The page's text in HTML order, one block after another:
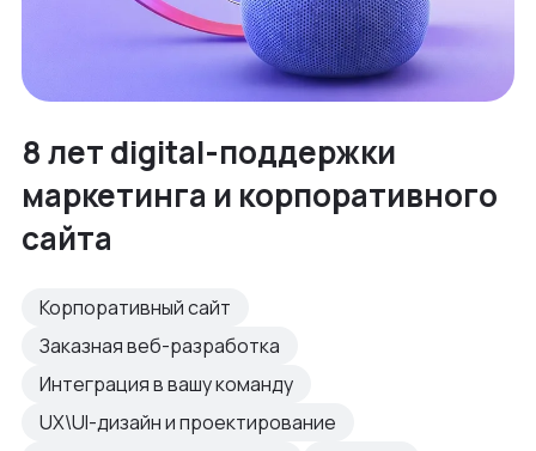
8 лет digital-поддержки
маркетинга и корпоративного
сайта
Корпоративный сайт
Заказная веб-разработка
Интеграция в вашу команду
UX\UI-дизайн и проектирование